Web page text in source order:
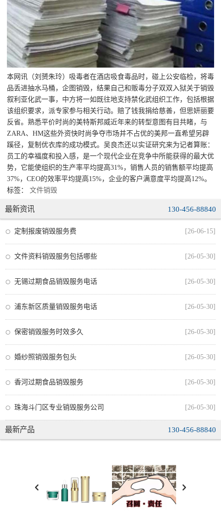
本网讯（刘赟朱玲）吸毒者在酒店吸食毒品时，碰上公安临检，将毒
品丢进抽水马桶，企图销毁，结果自己和贩毒分子双双入狱关于销毁
叙利亚化武一事，中方将一如既往地支持禁化武组织工作，包括根据
该组织要求，派专家参与相关行动。赔了钱我捐给慈善，但思妍丽要
反省。熟悉平价时尚的美特斯邦威近年来的转型意图有目共睹，与
ZARA、HM这些外资快时尚争夺市场并不占优的美邦一直希望另辟
蹊径，复制优衣库的成功模式。吴良杰还以实证研究来为记者算账：
员工的幸福度和投入感，是一个现代企业在竞争中所能获得的最大优
势，它能使组织的生产率平均提高31%，销售人员的销售额平均提高
37%，CEO的效率平均提高15%，企业的客户满意度平均提高12%。
标签： 文件销毁
最新资讯 130-456-88840
定制报废销毁服务费 [26-06-15]
文件资料销毁服务包括哪些 [26-05-30]
无锡过期食品销毁服务电话 [26-05-30]
浦东新区质量销毁服务电话 [26-05-30]
保密销毁服务时效多久 [26-05-30]
婚纱照销毁服务包头 [26-05-30]
香河过期食品销毁服务 [26-05-30]
珠海斗门区专业销毁服务公司 [26-05-30]
最新产品 130-456-88840